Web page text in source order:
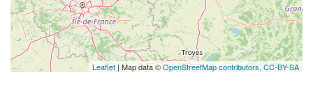
Leaflet | Map data ©OpenStreetMap contributors, CC-BY-SA